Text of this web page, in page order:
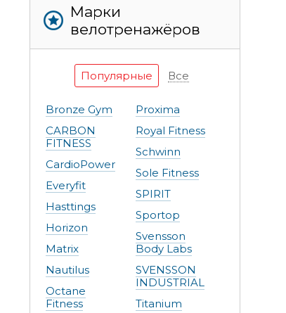
Марки
велотренажёров
Популярные Все
Bronze Gym
CARBON
FITNESS
CardioPower
Everyfit
Hasttings
Horizon
Matrix
Nautilus
Octane
Fitness
Proxima
Royal Fitness
Schwinn
Sole Fitness
SPIRIT
Sportop
Svensson
Body Labs
SVENSSON
INDUSTRIAL
Titanium